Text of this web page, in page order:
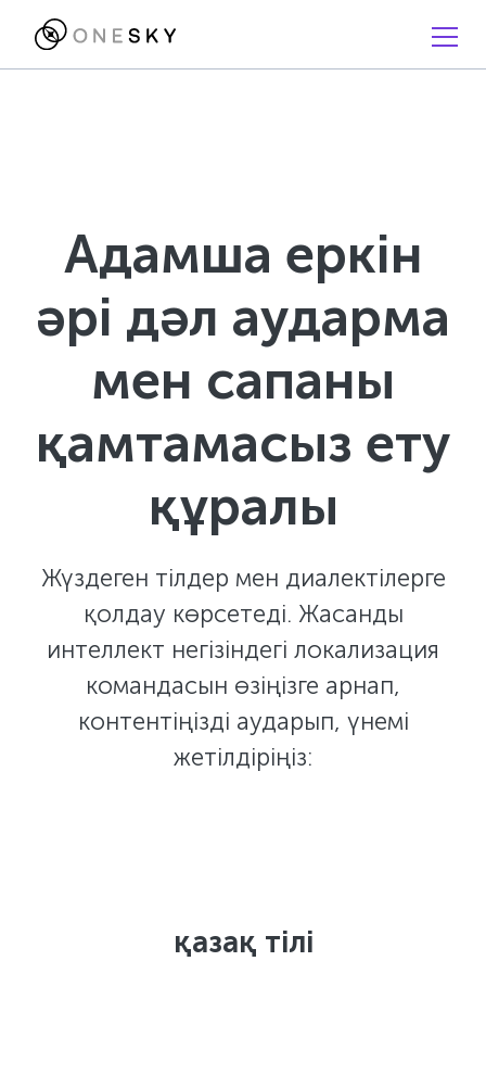
Адамша еркін
әрі дәл аударма
мен сапаны
қамтамасыз ету
құралы
Жүздеген тілдер мен диалектілерге
қолдау көрсетеді. Жасанды
интеллект негізіндегі локализация
командасын өзіңізге арнап,
контентіңізді аударып, үнемі
жетілдіріңіз:
қазақ тілі